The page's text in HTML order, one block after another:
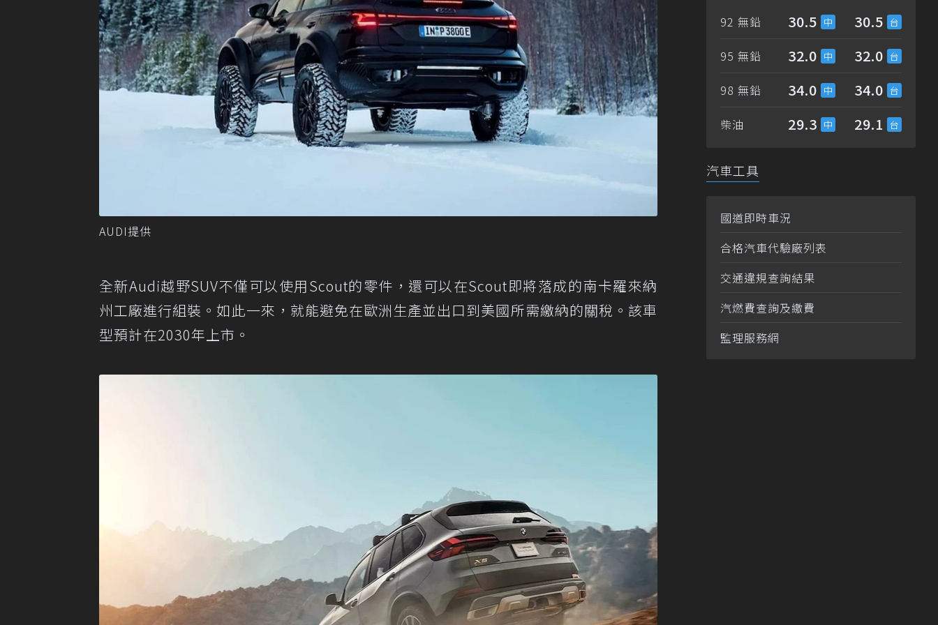
AUDI提供
全新Audi越野SUV不僅可以使用Scout的零件，還可以在Scout即將落成的南卡羅來納
州工廠進行組裝。如此一來，就能避免在歐洲生產並出口到美國所需繳納的關稅。該車
型預計在2030年上市。
92 無鉛 30.5 30.5
95 無鉛 32.0 32.0
98 無鉛 34.0 34.0
柴油 29.3 29.1
汽車工具
國道即時車況
合格汽車代驗廠列表
交通違規查詢結果
汽燃費查詢及繳費
監理服務網